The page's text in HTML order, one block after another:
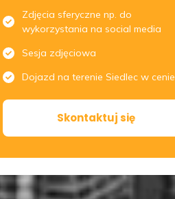
Zdjęcia sferyczne np. do
wykorzystania na social media
Sesja zdjęciowa
Dojazd na terenie Siedlec w cenie
Skontaktuj się